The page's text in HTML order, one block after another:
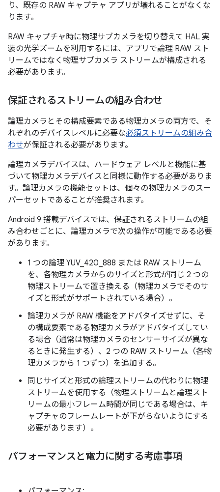
り、既存の RAW キャプチャ アプリが壊れることがなくな
ります。
RAW キャプチャ時に物理サブカメラを切り替えて HAL 実
装の光学ズームを利用するには、アプリで論理 RAW スト
リームではなく物理サブカメラ ストリームが構成される
必要があります。
保証されるストリームの組み合わせ
論理カメラとその構成要素である物理カメラの両方で、そ
れぞれのデバイスレベルに必要な必須ストリームの組み合
わせが保証される必要があります。
論理カメラデバイスは、ハードウェア レベルと機能に基
づいて物理カメラデバイスと同様に動作する必要がありま
す。論理カメラの機能セットは、個々の物理カメラのスー
パーセットであることが推奨されます。
Android 9 搭載デバイスでは、保証されるストリームの組
み合わせごとに、論理カメラで次の操作が可能である必要
があります。
1 つの論理 YUV_420_888 または RAW ストリーム
を、各物理カメラからのサイズと形式が同じ 2 つの
物理ストリームで置き換える（物理カメラでそのサ
イズと形式がサポートされている場合）。
論理カメラが RAW 機能をアドバタイズせずに、そ
の構成要素である物理カメラがアドバタイズしてい
る場合（通常は物理カメラのセンサーサイズが異な
るときに発生する）、2 つの RAW ストリーム（各物
理カメラから 1 つずつ）を追加する。
同じサイズと形式の論理ストリームの代わりに物理
ストリームを使用する（物理ストリームと論理スト
リームの最小フレーム時間が同じである場合は、キ
ャプチャのフレームレートが下がらないようにする
必要があります）。
パフォーマンスと電力に関する考慮事項